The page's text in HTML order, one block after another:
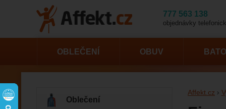
Affekt.cz
OBLEČENÍ OBUV
Oblečení
777 563 138
objednávky